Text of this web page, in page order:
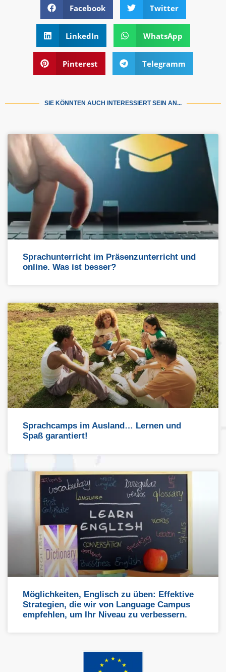
Facebook Twitter
LinkedIn WhatsApp
Pinterest Telegramm
SIE KÖNNTEN AUCH INTERESSIERT SEIN AN...
Sprachunterricht im Präsenzunterricht und
online. Was ist besser?
Sprachcamps im Ausland… Lernen und
Spaß garantiert!
Möglichkeiten, Englisch zu üben: Effektive
Strategien, die wir von Language Campus
empfehlen, um Ihr Niveau zu verbessern.